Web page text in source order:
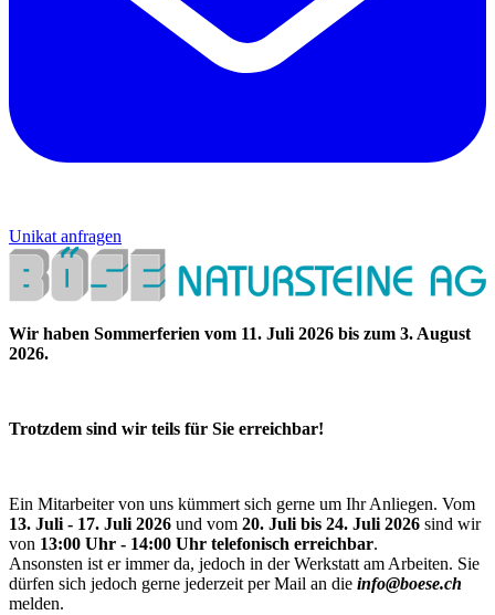
Unikat anfragen
Wir haben Sommerferien vom 11. Juli 2026 bis zum 3. August
2026.
Trotzdem sind wir teils für Sie erreichbar!
Ein Mitarbeiter von uns kümmert sich gerne um Ihr Anliegen. Vom
13. Juli - 17. Juli 2026 und vom 20. Juli bis 24. Juli 2026 sind wir
von 13:00 Uhr - 14:00 Uhr telefonisch erreichbar.
Ansonsten ist er immer da, jedoch in der Werkstatt am Arbeiten. Sie
dürfen sich jedoch gerne jederzeit per Mail an die info@boese.ch
melden.